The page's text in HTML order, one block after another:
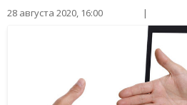
28 августа 2020, 16:00 |